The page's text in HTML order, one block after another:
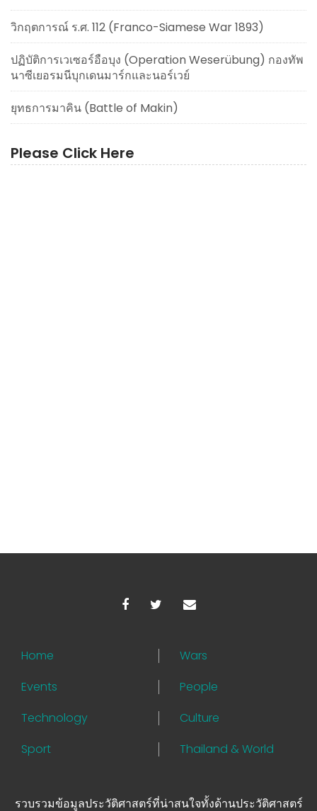
วิกฤตการณ์ ร.ศ. 112 (Franco-Siamese War 1893)
ปฏิบัติการเวเซอร์อือบุง (Operation Weserübung) กองทัพ
นาซีเยอรมนีบุกเดนมาร์กและนอร์เวย์
ยุทธการมาคิน (Battle of Makin)
Please Click Here
Home
Wars
Events
People
Technology
Culture
Sport
Thailand & World
รวบรวมข้อมูลประวัติศาสตร์ที่น่าสนใจทั้งด้านประวัติศาสตร์